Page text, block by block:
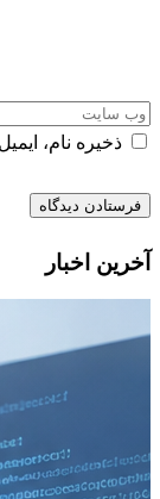
ذخیره نام،
آخرین اخبار